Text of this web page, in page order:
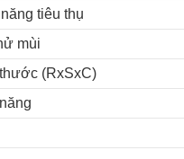
tiêu thụ
mùi
(RxSxC)